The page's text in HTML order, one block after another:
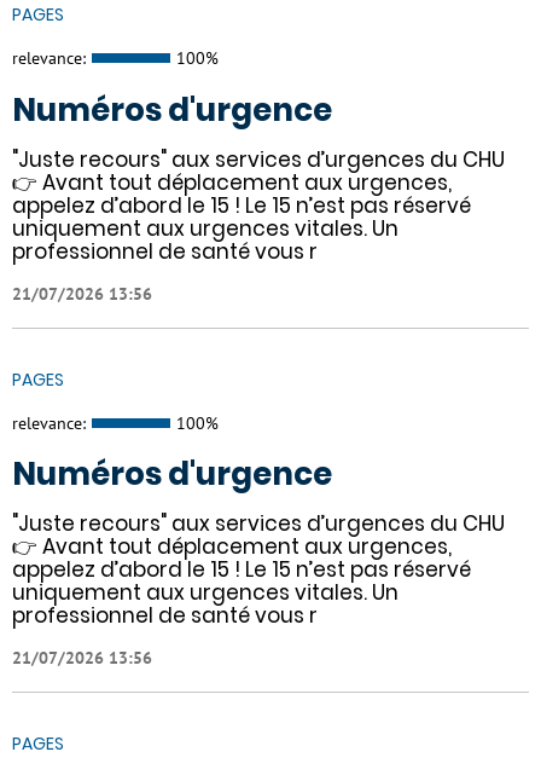
PAGES
relevance: 100%
Numéros d'urgence
"Juste recours" aux services d’urgences du CHU
👉 Avant tout déplacement aux urgences,
appelez d’abord le 15 ! Le 15 n’est pas réservé
uniquement aux urgences vitales. Un
professionnel de santé vous r
21/07/2026 13:56
PAGES
relevance: 100%
Numéros d'urgence
"Juste recours" aux services d’urgences du CHU
👉 Avant tout déplacement aux urgences,
appelez d’abord le 15 ! Le 15 n’est pas réservé
uniquement aux urgences vitales. Un
professionnel de santé vous r
21/07/2026 13:56
PAGES